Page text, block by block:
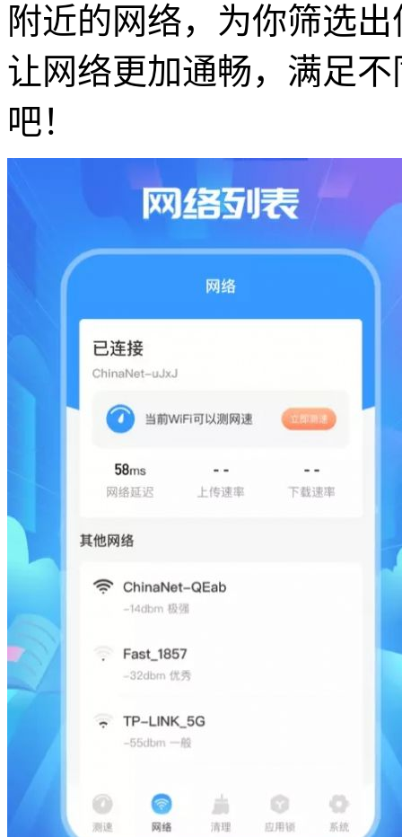
附近的网络，为你筛选
让网络更加通畅，满足
吧！